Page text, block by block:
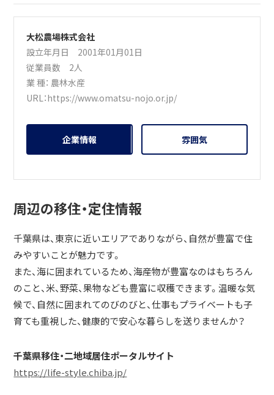
大松農場株式会社
設立年月日 2001年01月01日
従業員数 2人
業 種： 農林水産
URL：https://www.omatsu-nojo.or.jp/
企業情報 雰囲気
周辺の移住・定住情報
千葉県は、東京に近いエリアでありながら、自然が豊富で住
みやすいことが魅力です。
また、海に囲まれているため、海産物が豊富なのはもちろん
のこと、米、野菜、果物なども豊富に収穫できます。温暖な気
候で、自然に囲まれてのびのびと、仕事もプライベートも子
育ても重視した、健康的で安心な暮らしを送りませんか？
千葉県移住・二地域居住ポータルサイト
https://life-style.chiba.jp/